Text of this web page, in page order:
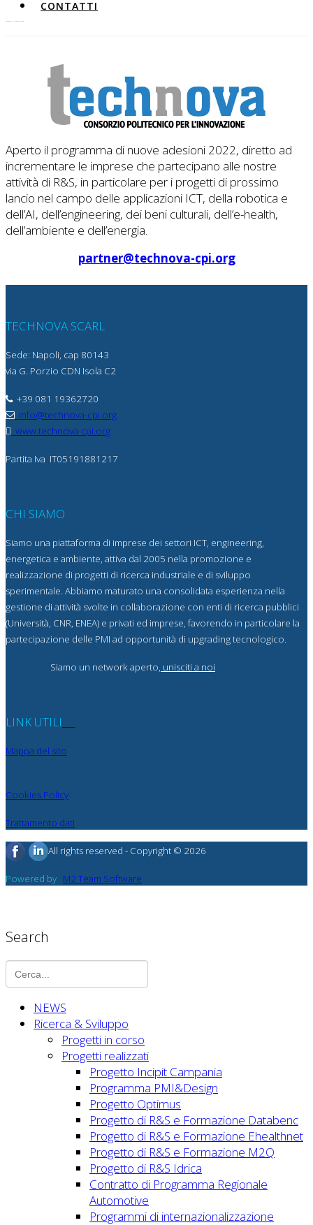
CONTATTI
ADESIONI A TECHNOVA
Aperto il programma di nuove adesioni 2022, diretto ad
incrementare le imprese che partecipano alle nostre
attività di R&S, in particolare per i progetti di prossimo
lancio nel campo delle applicazioni ICT, della robotica e
dell’AI, dell’engineering, dei beni culturali, dell’e-health,
dell’ambiente e dell’energia.
partner@technova-cpi.org
TECHNOVA SCARL
Sede: Napoli, cap 80143
via G. Porzio CDN Isola C2
+39 081 19362720
info@technova-cpi.org
www.technova-cpi.org
Partita Iva IT05191881217
CHI SIAMO
Siamo una piattaforma di imprese dei settori ICT, engineering,
energetica e ambiente, attiva dal 2005 nella promozione e
realizzazione di progetti di ricerca industriale e di sviluppo
sperimentale. Abbiamo maturato una consolidata esperienza nella
gestione di attività svolte in collaborazione con enti di ricerca pubblici
(Università, CNR, ENEA) e privati ed imprese, favorendo in particolare la
partecipazione delle PMI ad opportunità di upgrading tecnologico.
Siamo un network aperto, unisciti a noi
LINK UTILI
Mappa del sito
Cookies Policy
Trattamento dati
All rights reserved - Copyright © 2026
Powered by M2 Team Software
Search
NEWS
Ricerca & Sviluppo
Progetti in corso
Progetti realizzati
Progetto Incipit Campania
Programma PMI&Design
Progetto Optimus
Progetto di R&S e Formazione Databenc
Progetto di R&S e Formazione Ehealthnet
Progetto di R&S e Formazione M2Q
Progetto di R&S Idrica
Contratto di Programma Regionale
Automotive
Programmi di internazionalizzazione